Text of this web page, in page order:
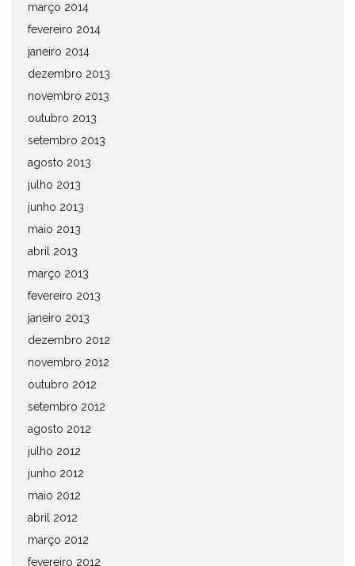
março 2014
fevereiro 2014
janeiro 2014
dezembro 2013
novembro 2013
outubro 2013
setembro 2013
agosto 2013
julho 2013
junho 2013
maio 2013
abril 2013
março 2013
fevereiro 2013
janeiro 2013
dezembro 2012
novembro 2012
outubro 2012
setembro 2012
agosto 2012
julho 2012
junho 2012
maio 2012
abril 2012
março 2012
fevereiro 2012